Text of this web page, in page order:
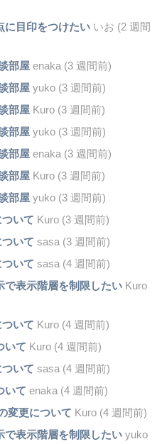
に目印をつけたいいお (2 週間
部屋enaka (3 週間前)
部屋yuko (3 週間前)
部屋Kuro (3 週間前)
部屋yuko (3 週間前)
部屋enaka (3 週間前)
部屋Kuro (3 週間前)
部屋yuko (3 週間前)
いて Kuro (3 週間前)
いて sasa (3 週間前)
いて sasa (4 週間前)
で表示階層を制限したいKuro
いて Kuro (4 週間前)
いて Kuro (4 週間前)
いて sasa (4 週間前)
いて enaka (4 週間前)
変更について Kuro (4 週間前)
で表示階層を制限したいyuko